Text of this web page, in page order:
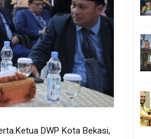
DWP Kota Bekasi,